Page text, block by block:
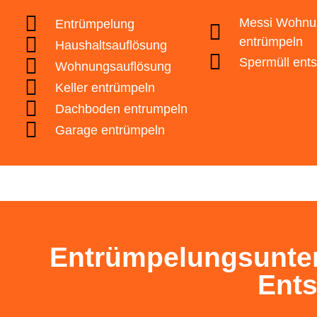
Zurück
Zurück
👷 Sonstiges
Zurück
🕒 Ich brauche eine
Zurück
Datenschutz
Zurück
Entrümpelung
Haushaltsauflösung
Wohnungsauflösung
Keller entrümpeln
Dachboden entrumpeln
Garage entrümpeln
Messi
entrümpeln
Spermüll